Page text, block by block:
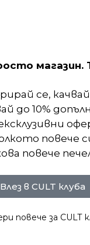
магазин.
се,
до 10%
повече
повече
Влез в CULT клуба
повече за CULT